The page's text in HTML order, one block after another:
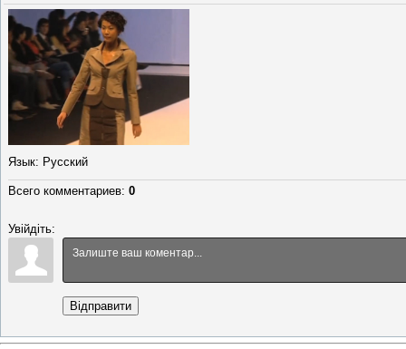
Язык: Русский
Всего комментариев: 0
Увійдіть:
Відправити